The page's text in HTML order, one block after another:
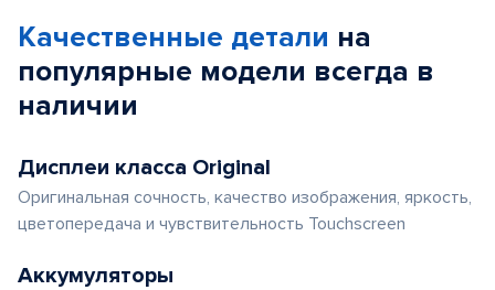
Качественные детали на
популярные модели всегда в
наличии
Дисплеи класса Original
Оригинальная сочность, качество изображения, яркость,
цветопередача и чувствительность Touchscreen
Аккумуляторы